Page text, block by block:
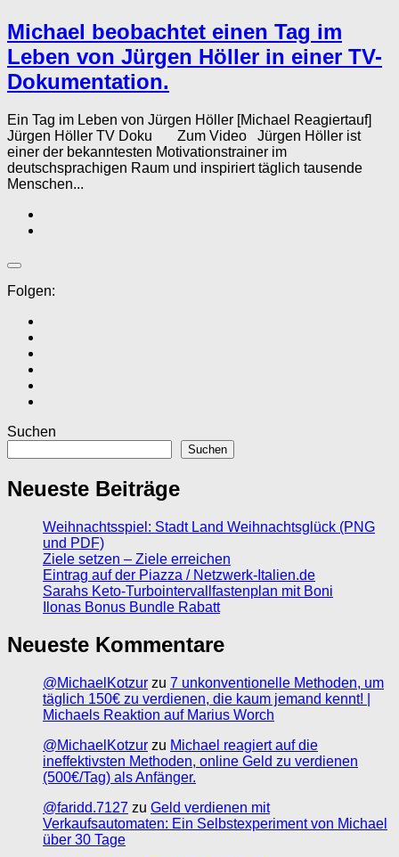
Michael beobachtet einen Tag im
Leben von Jürgen Höller in einer TV-
Dokumentation.
Ein Tag im Leben von Jürgen Höller [Michael Reagiertauf]
Jürgen Höller TV Doku Zum Video Jürgen Höller ist
einer der bekanntesten Motivationstrainer im
deutschsprachigen Raum und inspiriert täglich tausende
Menschen...
Folgen:
Suchen
Suchen
Neueste Beiträge
Weihnachtsspiel: Stadt Land Weihnachtsglück (PNG
und PDF)
Ziele setzen – Ziele erreichen
Eintrag auf der Piazza / Netzwerk-Italien.de
Sarahs Keto-Turbointervallfastenplan mit Boni
Ilonas Bonus Bundle Rabatt
Neueste Kommentare
@MichaelKotzur zu 7 unkonventionelle Methoden, um
täglich 150€ zu verdienen, die kaum jemand kennt! |
Michaels Reaktion auf Marius Worch
@MichaelKotzur zu Michael reagiert auf die
ineffektivsten Methoden, online Geld zu verdienen
(500€/Tag) als Anfänger.
@faridd.7127 zu Geld verdienen mit
Verkaufsautomaten: Ein Selbstexperiment von Michael
über 30 Tage